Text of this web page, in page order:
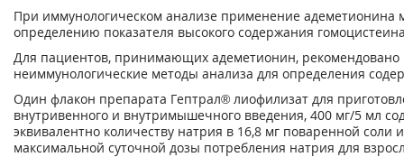
При иммунологическом анализе применение адеметионина
определению показателя высокого содержания
Для пациентов, принимающих адеметионин, рекомендовано
неиммунологические методы анализа для определения
Один флакон препарата Гептрал® лиофилизат для
внутривенного и внутримышечного введения, 400 мг/5 мл
эквивалентно количеству натрия в 16,8 мг поваренной соли
максимальной суточной дозы потребления натрия для